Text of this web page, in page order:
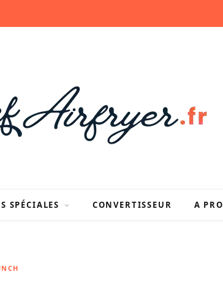
SPÉCIALES CONVERTISSEUR A